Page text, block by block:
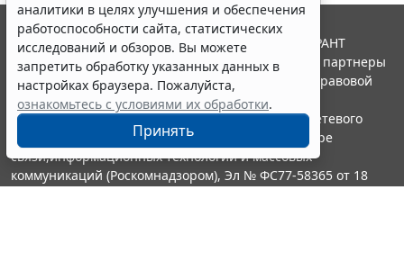
аналитики в целях улучшения и обеспечения
работоспособности сайта, статистических
исследований и обзоров. Вы можете
запретить обработку указанных данных в
настройках браузера. Пожалуйста,
ознакомьтесь с условиями их обработки.
Принять
© ООО "НПП "ГАРАНТ-СЕРВИС", 2026. Система ГАРАНТ
выпускается с 1990 года. Компания "Гарант" и ее партнеры
являются участниками Российской ассоциации правовой
информации ГАРАНТ.
Портал ГАРАНТ.РУ зарегистрирован в качестве сетевого
издания Федеральной службой по надзору в сфере
связи,информационных технологий и массовых
коммуникаций (Роскомнадзором), Эл № ФС77-58365 от 18